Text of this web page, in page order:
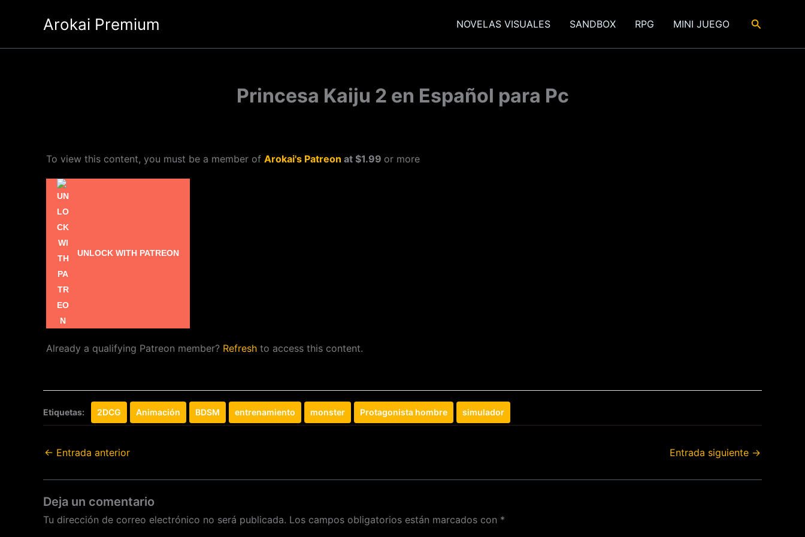
Arokai Premium NOVELAS VISUALES SANDBOX RPG MINI JUEGO Buscar
Princesa Kaiju 2 en Español para Pc
To view this content, you must be a member of Arokai's Patreon at $1.99 or more
UNLOCK WITH PATREON
Already a qualifying Patreon member? Refresh to access this content.
Etiquetas: 2DCG Animación BDSM entrenamiento monster Protagonista hombre simulador
← Entrada anterior Entrada siguiente →
Deja un comentario
Tu dirección de correo electrónico no será publicada. Los campos obligatorios están marcados con *